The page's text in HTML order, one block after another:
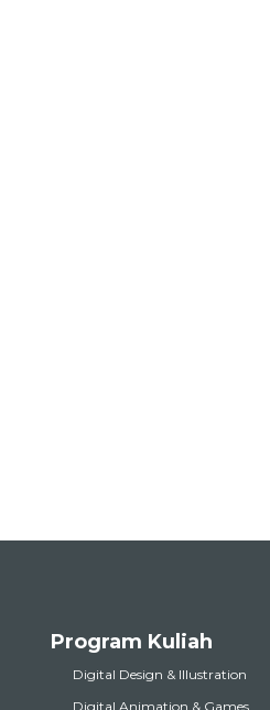
Program Kuliah
Digital Design & Illustration
Digital Animation & Games